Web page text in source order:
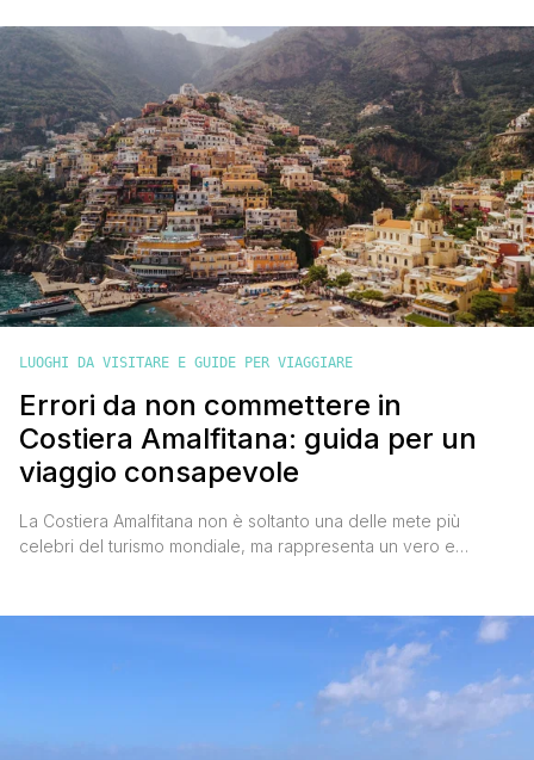
trasmesso dalla RAI è diventato nel tempo un simbolo della
cultura televisiva nazionale e un momento di aggregazione [']
LUOGHI DA VISITARE E GUIDE PER VIAGGIARE
Errori da non commettere in
Costiera Amalfitana: guida per un
viaggio consapevole
La Costiera Amalfitana non è soltanto una delle mete più
celebri del turismo mondiale, ma rappresenta un vero e
particolare del territorio. Qui la montagna scende rapidamente
verso il mare, creando un sistema di borghi verticali dove